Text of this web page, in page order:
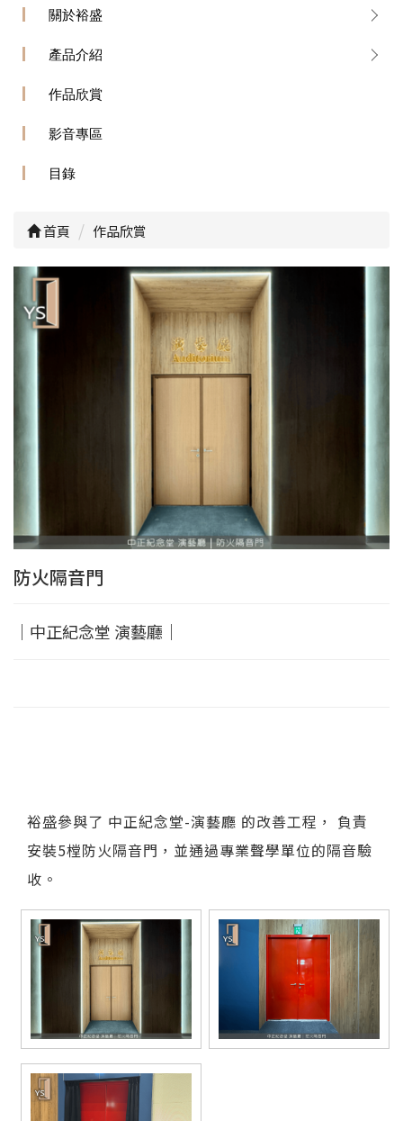
關於裕盛
產品介紹
作品欣賞
影音專區
目錄
首頁 作品欣賞
防火隔音門
｜中正紀念堂 演藝廳｜
裕盛參與了 中正紀念堂-演藝廳 的改善工程， 負責
安裝5樘防火隔音門，並通過專業聲學單位的隔音驗
收。